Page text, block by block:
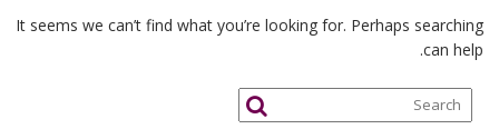
It seems we can’t find what you’re looking for. Perhaps searching
can help.